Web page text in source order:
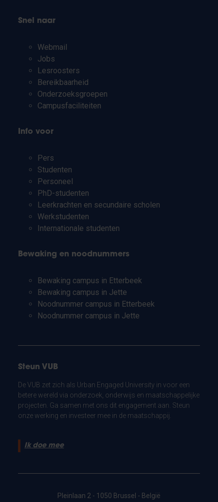
Snel naar
Webmail
Jobs
Lesroosters
Bereikbaarheid
Onderzoeksgroepen
Campusfaciliteiten
Info voor
Pers
Studenten
Personeel
PhD-studenten
Leerkrachten en secundaire scholen
Werkstudenten
Internationale studenten
Bewaking en noodnummers
Bewaking campus in Etterbeek
Bewaking campus in Jette
Noodnummer campus in Etterbeek
Noodnummer campus in Jette
Steun VUB
De VUB zet zich als Urban Engaged University in voor een
betere wereld via onderzoek, onderwijs en maatschappelijke
projecten. Ga samen met ons dit engagement aan. Steun
onze werking en investeer mee in de maatschappij.
Ik doe mee
Pleinlaan 2 - 1050 Brussel - België